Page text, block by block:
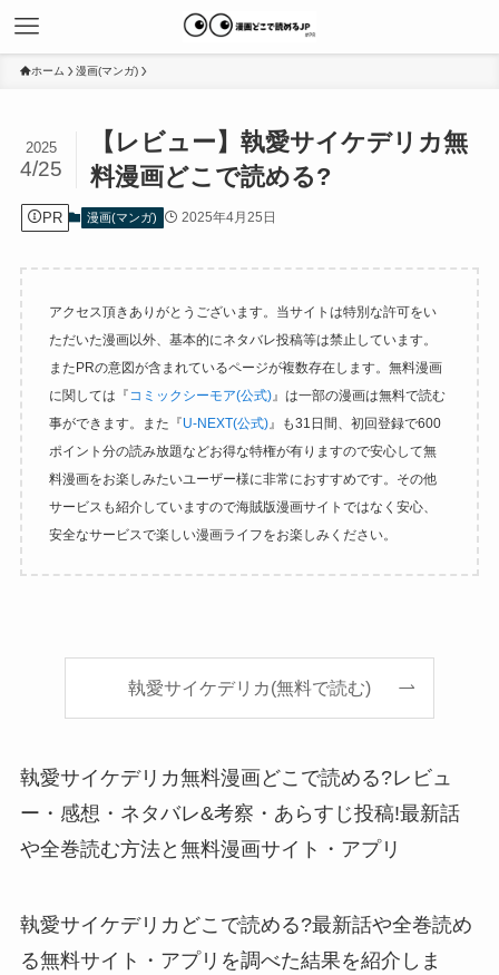
ホーム 漫画(マンガ)
【レビュー】執愛サイケデリカ無
料漫画どこで読める?
2025
4/25
PR 漫画(マンガ) 2025年4月25日
アクセス頂きありがとうございます。当サイトは特別な許可をい
ただいた漫画以外、基本的にネタバレ投稿等は禁止しています。
またPRの意図が含まれているページが複数存在します。無料漫画
に関しては『コミックシーモア(公式)』は一部の漫画は無料で読む
事ができます。また『U-NEXT(公式)』も31日間、初回登録で600
ポイント分の読み放題などお得な特権が有りますので安心して無
料漫画をお楽しみたいユーザー様に非常におすすめです。その他
サービスも紹介していますので海賊版漫画サイトではなく安心、
安全なサービスで楽しい漫画ライフをお楽しみください。
執愛サイケデリカ(無料で読む)
執愛サイケデリカ無料漫画どこで読める?レビュ
ー・感想・ネタバレ&考察・あらすじ投稿!最新話
や全巻読む方法と無料漫画サイト・アプリ
執愛サイケデリカどこで読める?最新話や全巻読め
る無料サイト・アプリを調べた結果を紹介しま